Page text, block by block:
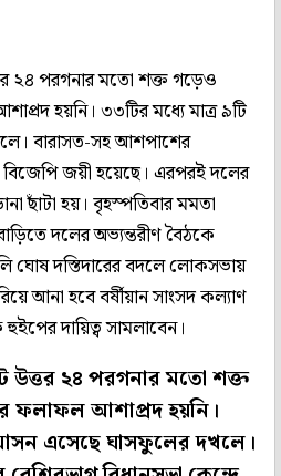
২৪ পরগনার মতো শক্ত গড়েও
হয়নি। ৩৩টির মধ্যে মাত্র ৯টি
বারাসত-সহ আশপাশের
বিজেপি জয়ী হয়েছে। এরপরই দলের
ছাঁটা হয়। বৃহস্পতিবার মমতা
দলের অভ্যন্তরীণ বৈঠকে
ঘোষ দস্তিদারের বদলে লোকসভায়
আনা হবে বর্ষীয়ান সাংসদ কল্যাণ
দায়িত্ব সামলাবেন।
উত্তর ২৪ পরগনার মতো শক্ত
ফলাফল আশাপ্রদ হয়নি।
আসন এসেছে ঘাসফুলের দখলে।